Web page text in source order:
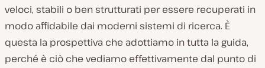
veloci, stabili o ben strutturati per essere recuperati in
modo affidabile dai moderni sistemi di ricerca. È
questa la prospettiva che adottiamo in tutta la guida,
perché è ciò che vediamo effettivamente dal punto di